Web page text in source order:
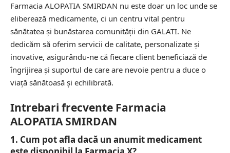
Farmacia ALOPATIA SMIRDAN nu este doar un loc unde se
eliberează medicamente, ci un centru vital pentru
sănătatea și bunăstarea comunității din GALATI. Ne
dedicăm să oferim servicii de calitate, personalizate și
inovative, asigurându-ne că fiecare client beneficiază de
îngrijirea și suportul de care are nevoie pentru a duce o
viață sănătoasă și echilibrată.
Intrebari frecvente Farmacia
ALOPATIA SMIRDAN
1. Cum pot afla dacă un anumit medicament